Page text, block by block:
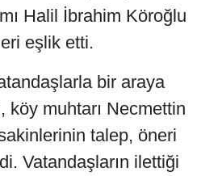
Halil İbrahim Köroğlu
eşlik etti.
bir araya
köy muhtarı Necmettin
talep, öneri
Vatandaşların ilettiği